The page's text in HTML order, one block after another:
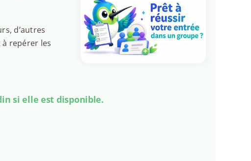
d’autres
repérer les
si elle est disponible.